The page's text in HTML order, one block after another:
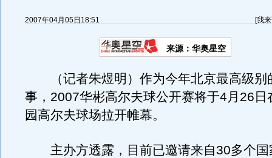
2007年04月05日18:51 [我
来源：华奥星空
（记者朱煜明）作为今年北京最高级别
事，2007华彬高尔夫球公开赛将于4月26日
园高尔夫球场拉开帷幕。
主办方透露，目前已邀请来自30多个国